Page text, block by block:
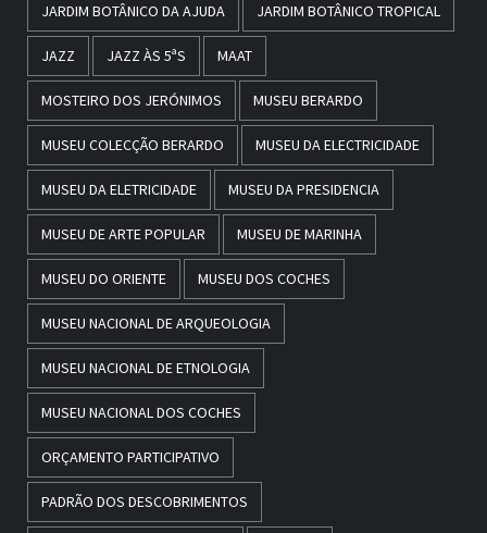
JARDIM BOTÂNICO DA AJUDA JARDIM BOTÂNICO TROPICAL
JAZZ JAZZ ÀS 5ªS MAAT
MOSTEIRO DOS JERÓNIMOS MUSEU BERARDO
MUSEU COLECÇÃO BERARDO MUSEU DA ELECTRICIDADE
MUSEU DA ELETRICIDADE MUSEU DA PRESIDENCIA
MUSEU DE ARTE POPULAR MUSEU DE MARINHA
MUSEU DO ORIENTE MUSEU DOS COCHES
MUSEU NACIONAL DE ARQUEOLOGIA
MUSEU NACIONAL DE ETNOLOGIA
MUSEU NACIONAL DOS COCHES
ORÇAMENTO PARTICIPATIVO
PADRÃO DOS DESCOBRIMENTOS